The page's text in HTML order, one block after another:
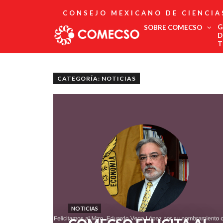
CONSEJO MEXICANO DE
SOBRE COMECSO
Comité Editorial
Boletín
CATEGORÍA: NOTICIAS
NOTICIAS